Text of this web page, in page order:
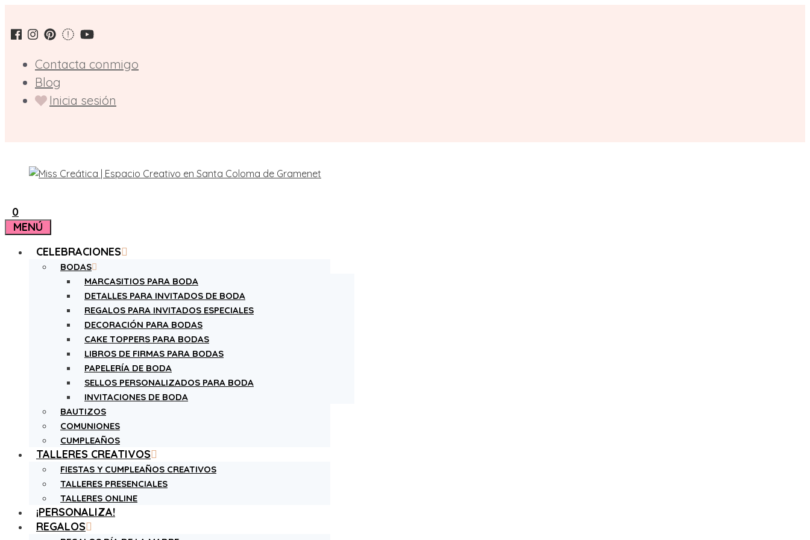
al
contenido
Contacta conmigo
Blog
Inicia sesión
0
MENÚ
CELEBRACIONES
BODAS
MARCASITIOS PARA BODA
DETALLES PARA INVITADOS DE BODA
REGALOS PARA INVITADOS ESPECIALES
DECORACIÓN PARA BODAS
CAKE TOPPERS PARA BODAS
LIBROS DE FIRMAS PARA BODAS
PAPELERÍA DE BODA
SELLOS PERSONALIZADOS PARA BODA
INVITACIONES DE BODA
BAUTIZOS
COMUNIONES
CUMPLEAÑOS
TALLERES CREATIVOS
FIESTAS Y CUMPLEAÑOS CREATIVOS
TALLERES PRESENCIALES
TALLERES ONLINE
¡PERSONALIZA!
REGALOS